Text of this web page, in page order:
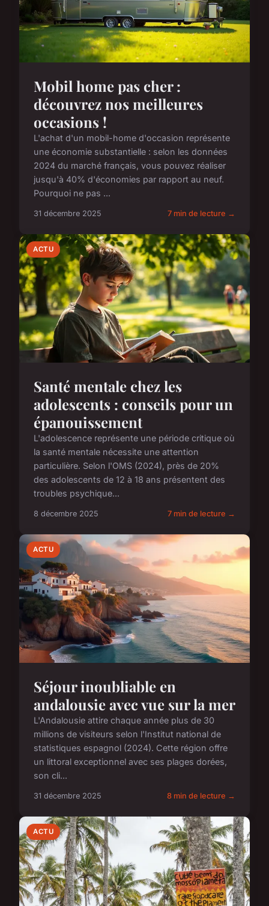
Mobil home pas cher :
découvrez nos meilleures
occasions !
L'achat d'un mobil-home d'occasion représente
une économie substantielle : selon les données
2024 du marché français, vous pouvez réaliser
jusqu'à 40% d'économies par rapport au neuf.
Pourquoi ne pas ...
31 décembre 2025 7 min de lecture →
ACTU
Santé mentale chez les
adolescents : conseils pour un
épanouissement
L'adolescence représente une période critique où
la santé mentale nécessite une attention
particulière. Selon l'OMS (2024), près de 20%
des adolescents de 12 à 18 ans présentent des
troubles psychique...
8 décembre 2025 7 min de lecture →
ACTU
Séjour inoubliable en
andalousie avec vue sur la mer
L'Andalousie attire chaque année plus de 30
millions de visiteurs selon l'Institut national de
statistiques espagnol (2024). Cette région offre
un littoral exceptionnel avec ses plages dorées,
son cli...
31 décembre 2025 8 min de lecture →
ACTU